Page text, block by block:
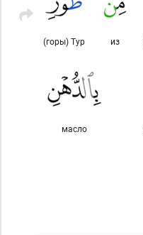
из
(горы) Тур
масло